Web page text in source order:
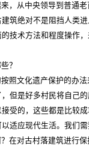
，从中央领导到普通
筑绝对不是阻挡人类
技术方法和程度操作
？
照文化遗产保护的办
但是好多村民将自己
受的，这些都是比较
适应现代生活。我们
在对古村落建筑进行